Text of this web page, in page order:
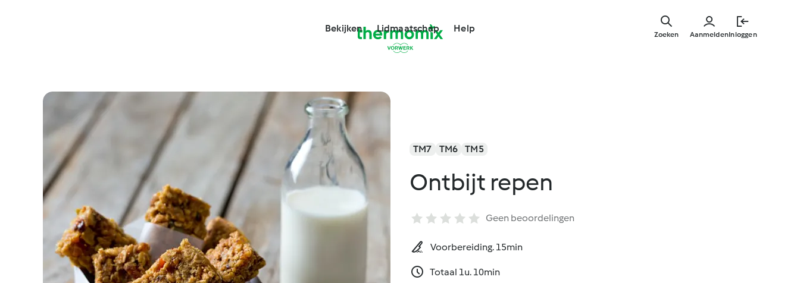
Bekijken Lidmaatschap Help
AanmeldenInloggen
Zoeken
TM7 TM6 TM5
Ontbijt repen
Geen beoordelingen
Voorbereiding. 15min
Totaal 1u. 10min